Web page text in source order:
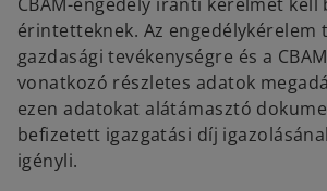
érintetteknek. Az engedélykérelem
gazdasági tevékenységre és a
vonatkozó részletes adatok
ezen adatokat alátámasztó
befizetett igazgatási díj
igényli.